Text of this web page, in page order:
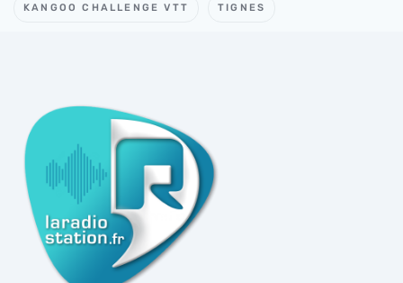
KANGOO CHALLENGE VTT TIGNES